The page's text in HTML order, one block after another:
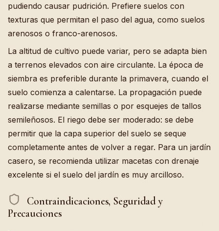
pudiendo causar pudrición. Prefiere suelos con
texturas que permitan el paso del agua, como suelos
arenosos o franco-arenosos.
La altitud de cultivo puede variar, pero se adapta bien
a terrenos elevados con aire circulante. La época de
siembra es preferible durante la primavera, cuando el
suelo comienza a calentarse. La propagación puede
realizarse mediante semillas o por esquejes de tallos
semileñosos. El riego debe ser moderado: se debe
permitir que la capa superior del suelo se seque
completamente antes de volver a regar. Para un jardín
casero, se recomienda utilizar macetas con drenaje
excelente si el suelo del jardín es muy arcilloso.
Contraindicaciones, Seguridad y
Precauciones